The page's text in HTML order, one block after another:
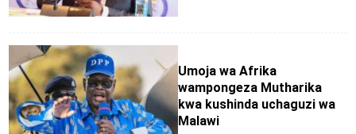
Umoja wa Afrika
wampongeza Mutharika
kwa kushinda uchaguzi wa
Malawi